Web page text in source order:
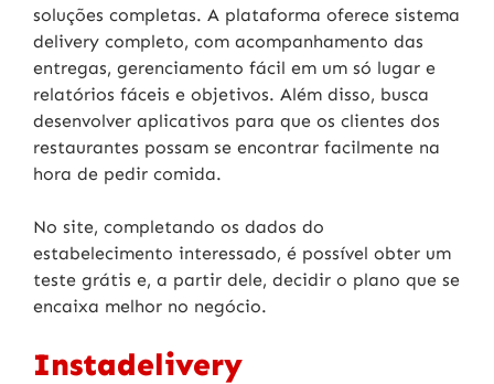
soluções completas. A plataforma oferece sistema
delivery completo, com acompanhamento das
entregas, gerenciamento fácil em um só lugar e
relatórios fáceis e objetivos. Além disso, busca
desenvolver aplicativos para que os clientes dos
restaurantes possam se encontrar facilmente na
hora de pedir comida.
No site, completando os dados do
estabelecimento interessado, é possível obter um
teste grátis e, a partir dele, decidir o plano que se
encaixa melhor no negócio.
Instadelivery